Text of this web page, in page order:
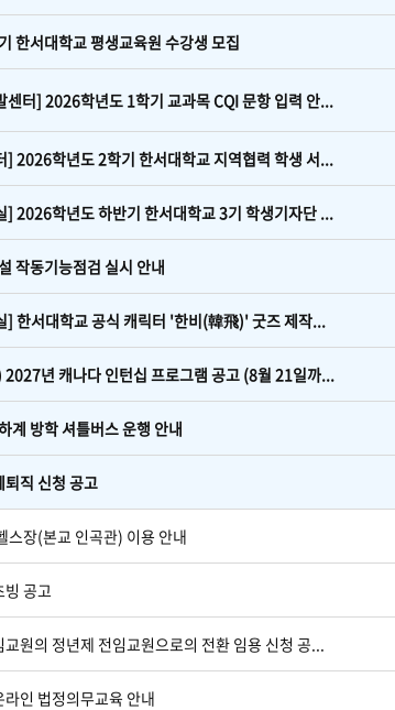
한서대학교 평생교육원 수강생 모집
센터] 2026학년도 1학기 교과목 CQI 문항 입력 안...
] 2026학년도 2학기 한서대학교 지역협력 학생 서...
] 2026학년도 하반기 한서대학교 3기 학생기자단 ...
작동기능점검 실시 안내
] 한서대학교 공식 캐릭터 '한비(韓飛)' 굿즈 제작...
2027년 캐나다 인턴십 프로그램 공고 (8월 21일까...
계 방학 셔틀버스 운행 안내
직 신청 공고
스장(본교 인곡관) 이용 안내
빙 공고
교원의 정년제 전임교원으로의 전환 임용 신청 공...
인 법정의무교육 안내